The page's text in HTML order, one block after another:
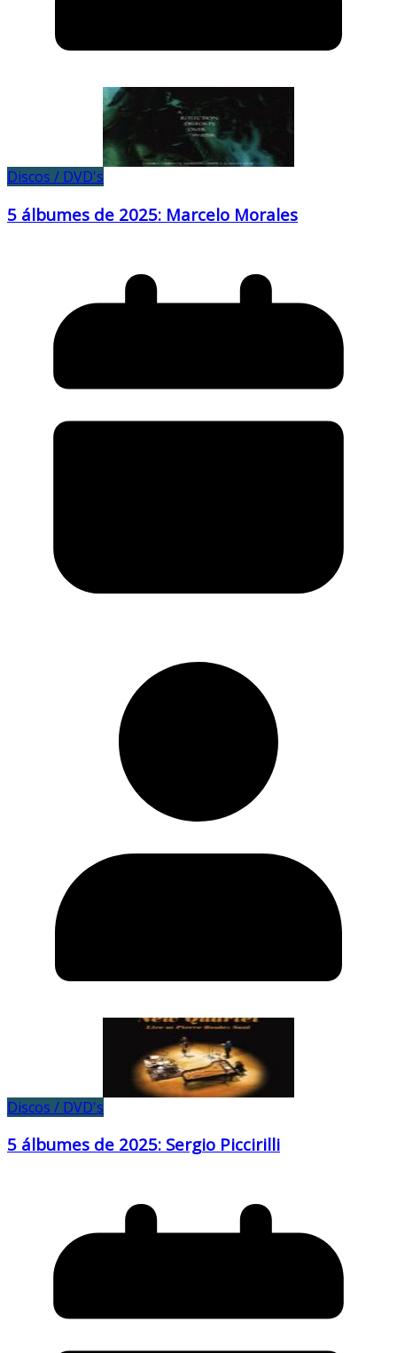
Discos / DVD's
5 álbumes de 2025: Marcelo Morales
Discos / DVD's
5 álbumes de 2025: Sergio Piccirilli